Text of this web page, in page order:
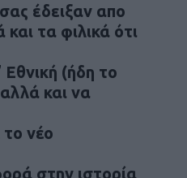
έδειξαν απο
τα φιλικά ότι
(ήδη το
και να
νέο
στην ιστορία